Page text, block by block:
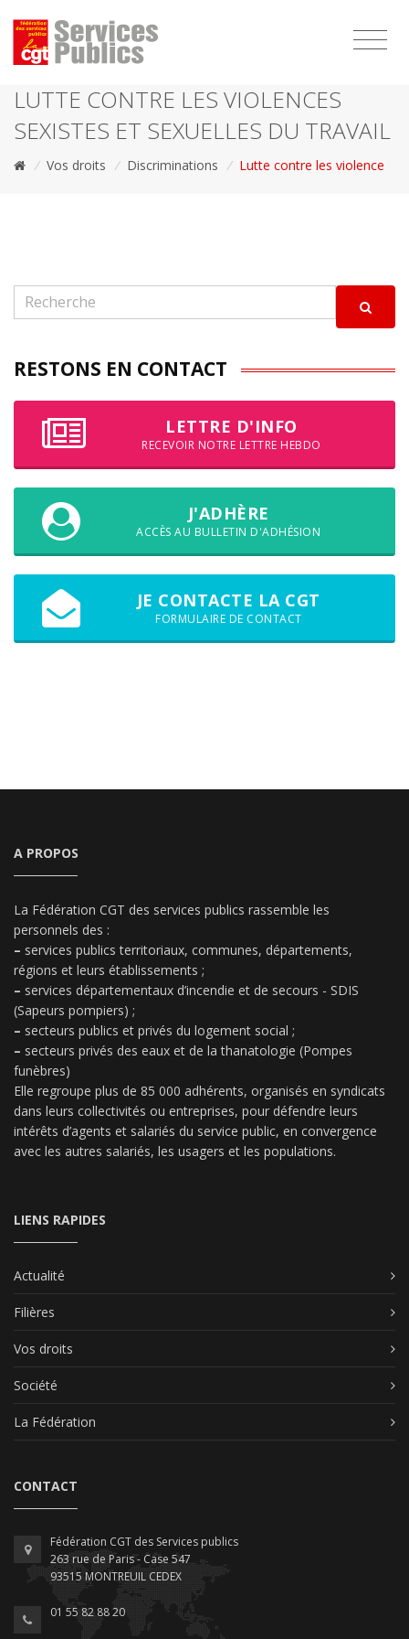
LUTTE CONTRE LES VIOLENCES
SEXISTES ET SEXUELLES DU TRAVAIL
/ Vos droits / Discriminations / Lutte contre les violence
RESTONS EN CONTACT
LETTRE D'INFO
RECEVOIR NOTRE LETTRE HEBDO
J'ADHÈRE
ACCÈS AU BULLETIN D'ADHÉSION
JE CONTACTE LA CGT
FORMULAIRE DE CONTACT
A PROPOS
La Fédération CGT des services publics rassemble les
personnels des :
– services publics territoriaux, communes, départements,
régions et leurs établissements ;
– services départementaux d’incendie et de secours - SDIS
(Sapeurs pompiers) ;
– secteurs publics et privés du logement social ;
– secteurs privés des eaux et de la thanatologie (Pompes
funèbres)
Elle regroupe plus de 85 000 adhérents, organisés en syndicats
dans leurs collectivités ou entreprises, pour défendre leurs
intérêts d’agents et salariés du service public, en convergence
avec les autres salariés, les usagers et les populations.
LIENS RAPIDES
Actualité
Filières
Vos droits
Société
La Fédération
CONTACT
Fédération CGT des Services publics
263 rue de Paris - Case 547
93515 MONTREUIL CEDEX
01 55 82 88 20